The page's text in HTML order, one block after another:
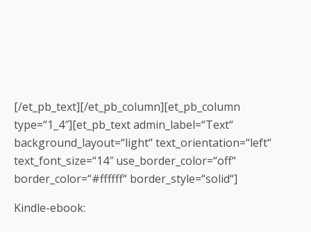
[/et_pb_text][/et_pb_column][et_pb_column
type=“1_4″][et_pb_text admin_label=“Text“
background_layout=“light“ text_orientation=“left“
text_font_size=“14″ use_border_color=“off“
border_color=“#ffffff“ border_style=“solid“]
Kindle-ebook: